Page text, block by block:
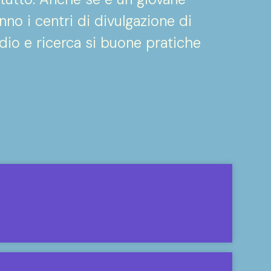
i centri di divulgazione di
e ricerca si buone pratiche